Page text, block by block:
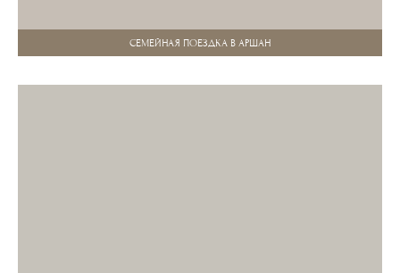
СЕМЕЙНАЯ ПОЕЗДКА В АРШАН